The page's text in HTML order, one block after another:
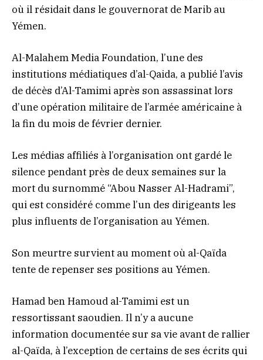
où il résidait dans le gouvernorat de Marib au
Yémen.
Al-Malahem Media Foundation, l’une des
institutions médiatiques d’al-Qaida, a publié l’avis
de décès d’Al-Tamimi après son assassinat lors
d’une opération militaire de l’armée américaine à
la fin du mois de février dernier.
Les médias affiliés à l’organisation ont gardé le
silence pendant près de deux semaines sur la
mort du surnommé “Abou Nasser Al-Hadrami”,
qui est considéré comme l’un des dirigeants les
plus influents de l’organisation au Yémen.
Son meurtre survient au moment où al-Qaïda
tente de repenser ses positions au Yémen.
Hamad ben Hamoud al-Tamimi est un
ressortissant saoudien. Il n’y a aucune
information documentée sur sa vie avant de rallier
al-Qaïda, à l’exception de certains de ses écrits qui